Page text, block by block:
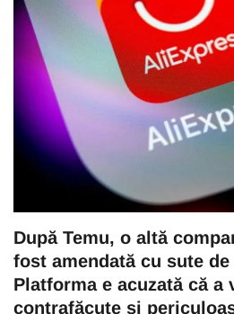
După Temu, o altă
fost amendată cu sute
Platforma e acuzată că a
contrafăcute și